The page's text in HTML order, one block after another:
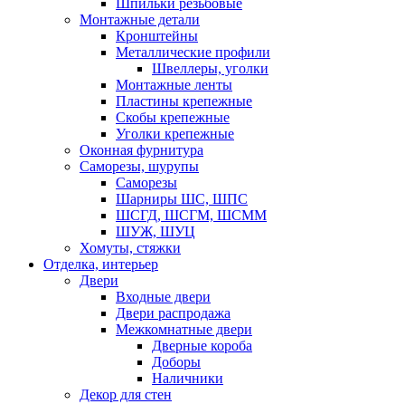
Монтажные детали
Кронштейны
Металлические профили
Швеллеры, уголки
Монтажные ленты
Пластины крепежные
Скобы крепежные
Уголки крепежные
Оконная фурнитура
Саморезы, шурупы
Саморезы
Шарниры ШС, ШПС
ШСГД, ШСГМ, ШСММ
ШУЖ, ШУЦ
Хомуты, стяжки
Отделка, интерьер
Двери
Входные двери
Двери распродажа
Межкомнатные двери
Дверные короба
Доборы
Наличники
Декор для стен